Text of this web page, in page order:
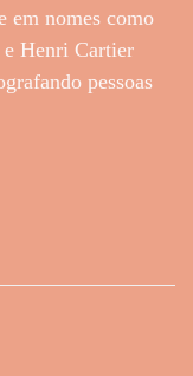
em nomes como
e Henri Cartier
pessoas